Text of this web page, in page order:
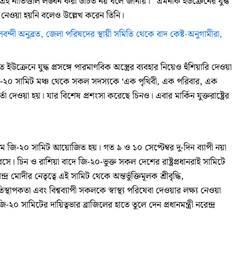
হয়নি বলেও উল্লেখ করেন তিনি।
অনুব্রত, জেলা পরিষদের স্থায়ী সমিতি থেকে বাদ কেষ্ট-অনুগামীরা,
ইউক্রেনে যুদ্ধ প্রসঙ্গে পারমাণবিক অস্ত্রের ব্যবহার নিয়েও হুঁশিয়ারি দেওয়া
২০ সামিট মঞ্চ থেকে সকল সদস্যকে ‘এক পৃথিবী, এক পরিবার, এক
দেওয়া হয়। যার বিশেষ প্রশংসা করেছে চিনও। এবার মার্কিন যুক্তরাষ্ট্রের
জি-২০ সামিট আয়োজিত হয়। গত ৯ ও ১০ সেপ্টেম্বর দু-দিন ব্যাপী নয়া
চিন ও রাশিয়া বাদে জি-২০-ভুক্ত সকল দেশের রাষ্ট্রপ্রধানরাই সামিটে
মোদীর নেতৃত্বে এই সামিট থেকে অন্তর্ভুক্তিমূলক শ্রীবৃদ্ধি,
এবং বিশ্বব্যাপী সকলকে স্বাস্থ্য পরিষেবা দেওয়ার লক্ষ্য নেওয়া
দায়িত্বভার ব্রাজিলের হাতে তুলে দেন প্রধানমন্ত্রী নরেন্দ্র